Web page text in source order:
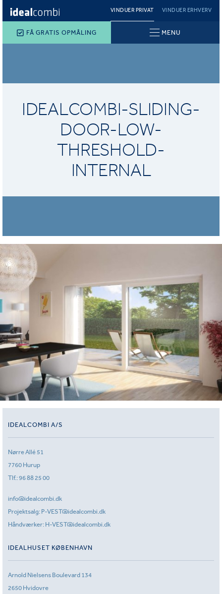
VINDUER PRIVAT VINDUER ERHVERV
FÅ GRATIS OPMÅLING MENU
IDEALCOMBI-SLIDING-
DOOR-LOW-
THRESHOLD-
INTERNAL
IDEALCOMBI A/S
Nørre Allé 51
7760 Hurup
Tlf.:96 88 25 00
info@idealcombi.dk
Projektsalg: P-VEST@idealcombi.dk
Håndværker: H-VEST@idealcombi.dk
IDEALHUSET KØBENHAVN
Arnold Nielsens Boulevard 134
2650 Hvidovre